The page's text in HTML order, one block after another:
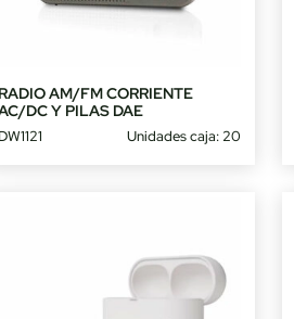
RADIO AM/FM CORRIENTE
DC Y PILAS DAE
DW1121 Unidades caja: 20